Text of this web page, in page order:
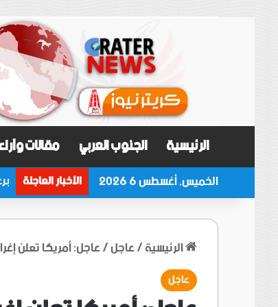
الرئيسية الجنوب العربي مقالات
الخميس, أغسطس 6 2026 الأخبار العاجلة
الرئيسية/عاجل/عاجل: أمريكا تعلن
عاجل